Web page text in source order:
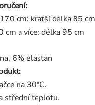
cm: kratší délka 85 cm
cm a více: délka 95 cm
6% elastan
na 30°C.
střední teplotu.